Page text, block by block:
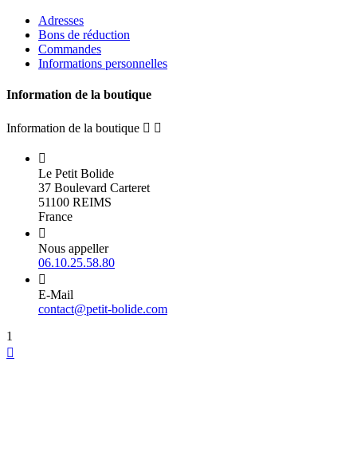
Adresses
Bons de réduction
Commandes
Informations personnelles
Information de la boutique
Information de la boutique  

Le Petit Bolide
37 Boulevard Carteret
51100 REIMS
France

Nous appeller
06.10.25.58.80

E-Mail
contact@petit-bolide.com
1
